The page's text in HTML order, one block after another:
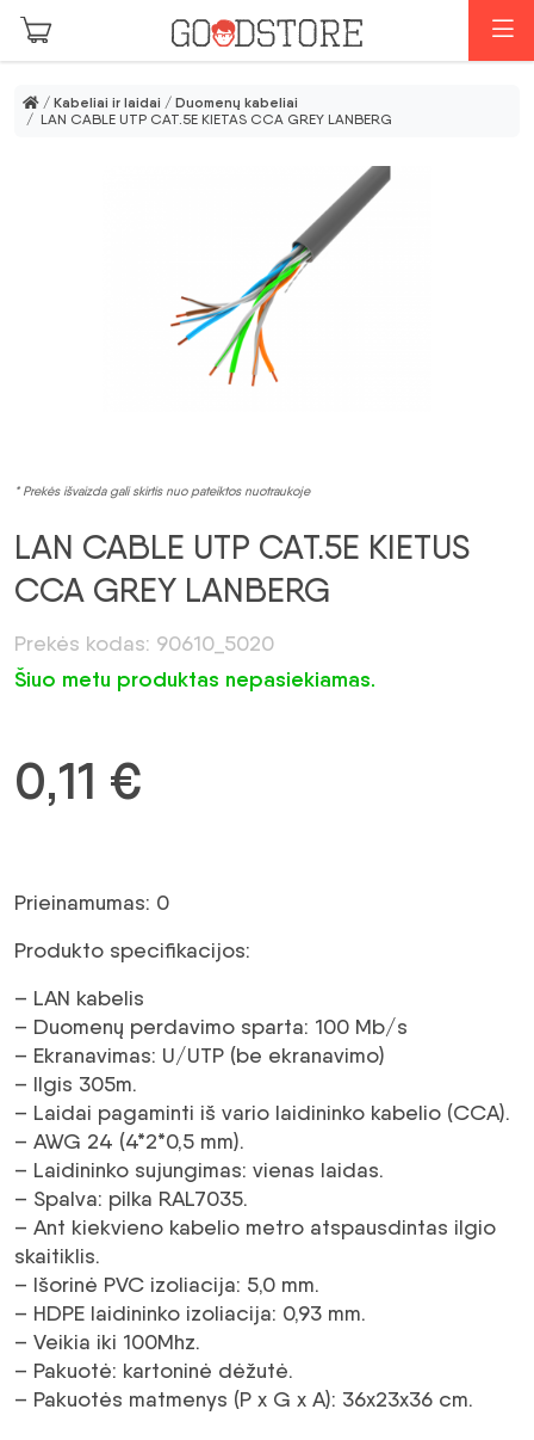
Pereiti prie pagrindinio turinio
/ Kabeliai ir laidai / Duomenų kabeliai
/ LAN CABLE UTP CAT.5E KIETAS CCA GREY LANBERG
* Prekės išvaizda gali skirtis nuo pateiktos nuotraukoje
LAN CABLE UTP CAT.5E KIETUS
CCA GREY LANBERG
Prekės kodas: 90610_5020
Šiuo metu produktas nepasiekiamas.
0,11 €
Prieinamumas: 0
Produkto specifikacijos:
– LAN kabelis
– Duomenų perdavimo sparta: 100 Mb/s
– Ekranavimas: U/UTP (be ekranavimo)
– Ilgis 305m.
– Laidai pagaminti iš vario laidininko kabelio (CCA).
– AWG 24 (4*2*0,5 mm).
– Laidininko sujungimas: vienas laidas.
– Spalva: pilka RAL7035.
– Ant kiekvieno kabelio metro atspausdintas ilgio
skaitiklis.
– Išorinė PVC izoliacija: 5,0 mm.
– HDPE laidininko izoliacija: 0,93 mm.
– Veikia iki 100Mhz.
– Pakuotė: kartoninė dėžutė.
– Pakuotės matmenys (P x G x A): 36x23x36 cm.